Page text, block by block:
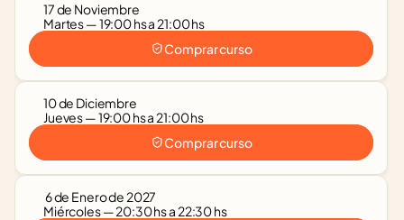
17 de Noviembre
Martes — 19:00 hs a 21:00 hs
Comprar curso
10 de Diciembre
Jueves — 19:00 hs a 21:00 hs
Comprar curso
6 de Enero de 2027
Miércoles — 20:30 hs a 22:30 hs